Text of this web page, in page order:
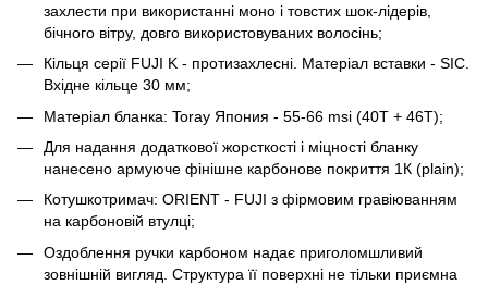
захлести при використанні моно і товстих шок-лідерів,
бічного вітру, довго використовуваних волосінь;
Кільця серії FUJI K - протизахлесні. Матеріал вставки - SIC.
Вхідне кільце 30 мм;
Матеріал бланка: Toray Япония - 55-66 msi (40T + 46Т);
Для надання додаткової жорсткості і міцності бланку
нанесено армуюче фінішне карбонове покриття 1К (plain);
Котушкотримач: ORIENT - FUJI з фірмовим гравіюванням
на карбоновій втулці;
Оздоблення ручки карбоном надає приголомшливий
зовнішній вигляд. Структура її поверхні не тільки приємна